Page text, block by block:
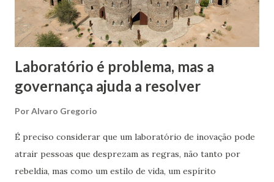
Global - GPS. A partir do uso mundial dessa plataforma
podemos calcular quantos outros produtos e serviços
foram gerado...
Laboratório é problema, mas a
governança ajuda a resolver
PorAlvaro Gregorio
É preciso considerar que um laboratório de inovação pode
atrair pessoas que desprezam as regras, não tanto por
rebeldia, mas como um estilo de vida, um espírito